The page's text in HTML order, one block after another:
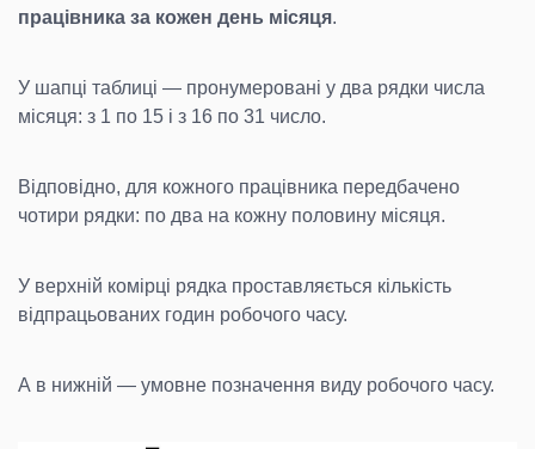
працівника за кожен день місяця.
У шапці таблиці — пронумеровані у два рядки числа
місяця: з 1 по 15 і з 16 по 31 число.
Відповідно, для кожного працівника передбачено
чотири рядки: по два на кожну половину місяця.
У верхній комірці рядка проставляється кількість
відпрацьованих годин робочого часу.
А в нижній — умовне позначення виду робочого часу.